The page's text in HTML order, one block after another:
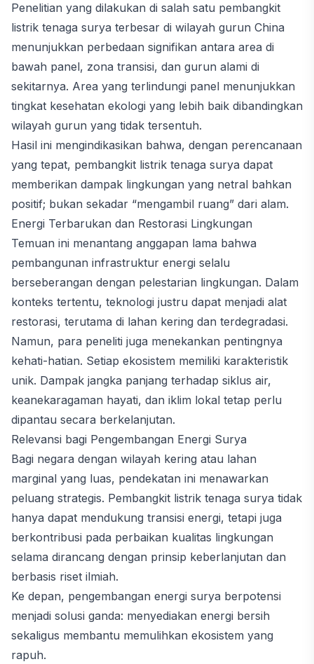
Penelitian yang dilakukan di salah satu pembangkit
listrik tenaga surya terbesar di wilayah gurun China
menunjukkan perbedaan signifikan antara area di
bawah panel, zona transisi, dan gurun alami di
sekitarnya. Area yang terlindungi panel menunjukkan
tingkat kesehatan ekologi yang lebih baik dibandingkan
wilayah gurun yang tidak tersentuh.
Hasil ini mengindikasikan bahwa, dengan perencanaan
yang tepat, pembangkit listrik tenaga surya dapat
memberikan dampak lingkungan yang netral bahkan
positif; bukan sekadar “mengambil ruang” dari alam.
Energi Terbarukan dan Restorasi Lingkungan
Temuan ini menantang anggapan lama bahwa
pembangunan infrastruktur energi selalu
berseberangan dengan pelestarian lingkungan. Dalam
konteks tertentu, teknologi justru dapat menjadi alat
restorasi, terutama di lahan kering dan terdegradasi.
Namun, para peneliti juga menekankan pentingnya
kehati-hatian. Setiap ekosistem memiliki karakteristik
unik. Dampak jangka panjang terhadap siklus air,
keanekaragaman hayati, dan iklim lokal tetap perlu
dipantau secara berkelanjutan.
Relevansi bagi Pengembangan Energi Surya
Bagi negara dengan wilayah kering atau lahan
marginal yang luas, pendekatan ini menawarkan
peluang strategis. Pembangkit listrik tenaga surya tidak
hanya dapat mendukung transisi energi, tetapi juga
berkontribusi pada perbaikan kualitas lingkungan
selama dirancang dengan prinsip keberlanjutan dan
berbasis riset ilmiah.
Ke depan, pengembangan energi surya berpotensi
menjadi solusi ganda: menyediakan energi bersih
sekaligus membantu memulihkan ekosistem yang
rapuh.